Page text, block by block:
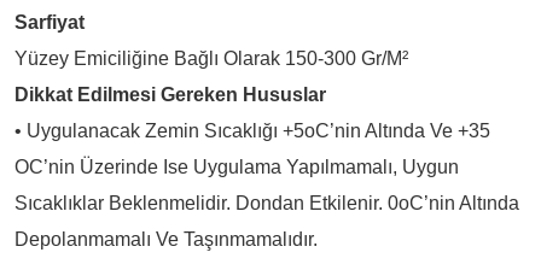
Sarfiyat
Yüzey Emiciliğine Bağlı Olarak 150-300 Gr/m²
Dikkat Edilmesi Gereken Hususlar
• Uygulanacak Zemin Sıcaklığı +5oC’nin Altında Ve +35
OC’nin Üzerinde Ise Uygulama Yapılmamalı, Uygun
Sıcaklıklar Beklenmelidir. Dondan Etkilenir. 0oC’nin Altında
Depolanmamalı Ve Taşınmamalıdır.